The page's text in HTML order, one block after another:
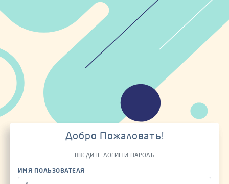
Добро Пожаловать!
ВВЕДИТЕ ЛОГИН И ПАРОЛЬ
ИМЯ ПОЛЬЗОВАТЕЛЯ